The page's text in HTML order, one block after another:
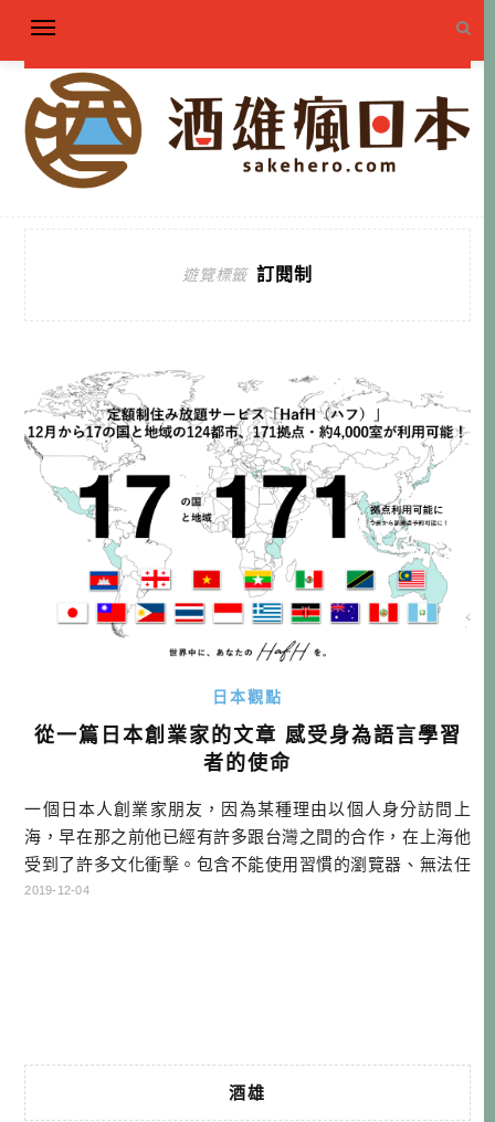
遊覽標籤 訂閱制
日本觀點
從一篇日本創業家的文章 感受身為語言學習
者的使命
一個日本人創業家朋友，因為某種理由以個人身分訪問上
海，早在那之前他已經有許多跟台灣之間的合作，在上海他
受到了許多文化衝擊。包含不能使用習慣的瀏覽器、無法任
意看社群網站、信用卡不見得可以使用等等。 初の上海で、
2019-12-04
酒雄